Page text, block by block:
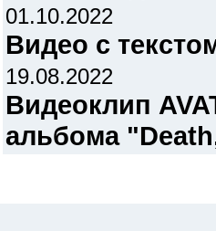
01.10.2022
Видео с
19.08.2022
Видеоклип
альбома